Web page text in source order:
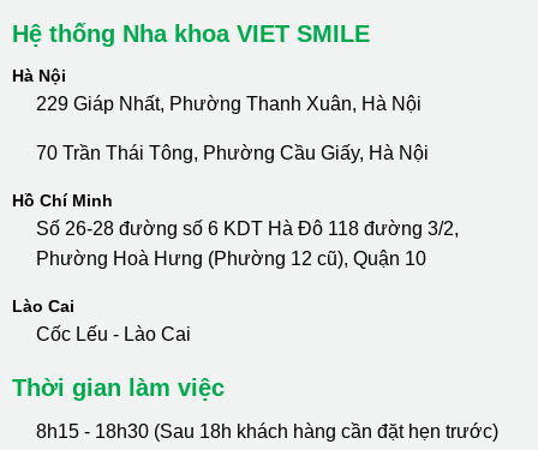
Hệ thống Nha khoa VIET SMILE
Hà Nội
229 Giáp Nhất, Phường Thanh Xuân, Hà Nội
70 Trần Thái Tông, Phường Cầu Giấy, Hà Nội
Hồ Chí Minh
Số 26-28 đường số 6 KDT Hà Đô 118 đường 3/2,
Phường Hoà Hưng (Phường 12 cũ), Quận 10
Lào Cai
Cốc Lếu - Lào Cai
Thời gian làm việc
8h15 - 18h30 (Sau 18h khách hàng cần đặt hẹn trước)